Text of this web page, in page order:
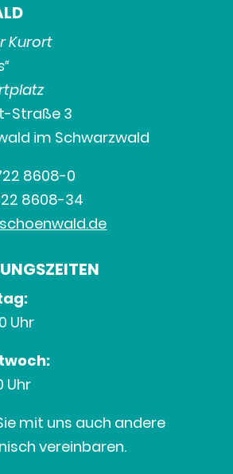
Kurort
Straße 3
im Schwarzwald
8608-0
8608-34
Uhr
Uhr
mit uns auch andere
vereinbaren.